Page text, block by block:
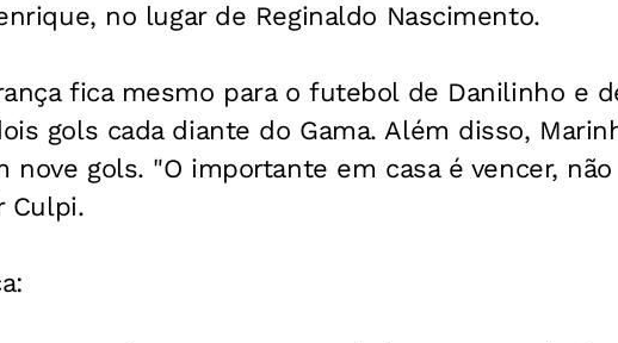
no lugar de Reginaldo Nascimento.
fica mesmo para o futebol de Danilinho e
gols cada diante do Gama. Além disso,
nove gols. "O importante em casa é vencer,
Culpi.